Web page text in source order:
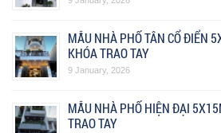
MẪU NHÀ PHỐ TÂN CỔ ĐIỂN
KHÓA TRAO TAY
9 January, 2026
MẪU NHÀ PHỐ HIỆN ĐẠI
TRAO TAY